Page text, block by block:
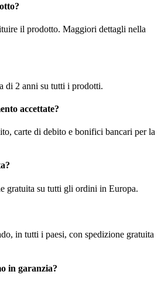
il prodotto. Maggiori dettagli nella
di 2 anni su tutti i prodotti.
accettate?
carte di debito e bonifici bancari per la
gratuita su tutti gli ordini in Europa.
in tutti i paesi, con spedizione gratuita
in garanzia?